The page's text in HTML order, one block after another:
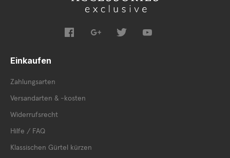
Einkaufen
Zahlungsarten
Versandarten & -kosten
Widerrufsrecht
Hilfe / FAQ
Klassischen Gürtel kürzen